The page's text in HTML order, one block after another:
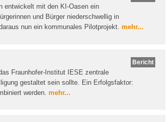
entwickelt mit den KI-Oasen ein
und Bürger niederschwellig in
nun ein kommunales Pilotprojekt. mehr...
Bericht
Fraunhofer-Institut IESE zentrale
gestaltet sein sollte. Ein Erfolgsfaktor:
werden. mehr...